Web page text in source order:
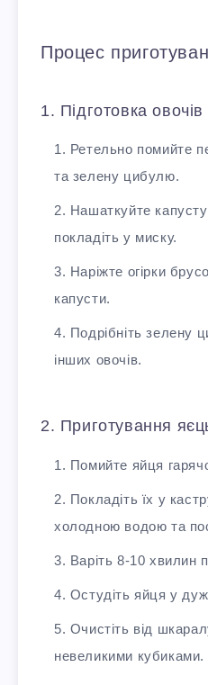
Процес
1. Підготовка овочів
Ретельно помийте
та зелену цибулю.
Нашаткуйте
покладіть у миску.
Наріжте огірки
капусти.
Подрібніть зелену
інших овочів.
2. Приготування
Помийте яйця
Покладіть їх у
холодною водою та
Варіть 8-10 хвилин
Остудіть яйця у
Очистіть від
невеликими кубиками.